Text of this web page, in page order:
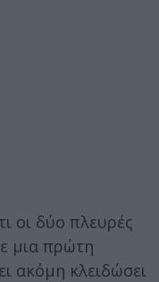
οι δύο πλευρές
μια πρώτη
ακόμη κλειδώσει